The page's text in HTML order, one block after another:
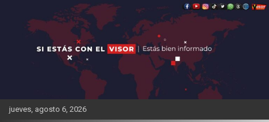
contenido
jueves, agosto 6, 2026